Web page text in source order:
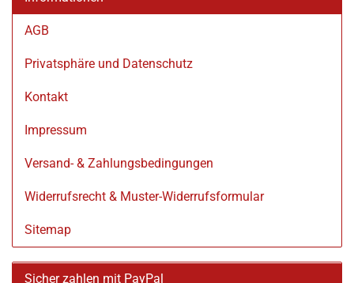
AGB
Privatsphäre und Datenschutz
Kontakt
Impressum
Versand- & Zahlungsbedingungen
Widerrufsrecht & Muster-Widerrufsformular
Sitemap
Sicher zahlen mit PayPal